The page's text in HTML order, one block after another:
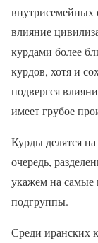
влияние
курдами более
курдов, хотя и
подвергся
имеет грубое
Курды делятся
очередь,
укажем на самые
подгруппы.
Среди иранских